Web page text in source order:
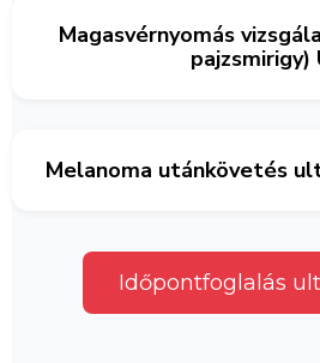
Magasvérnyomás
pajzsmirigy)
Melanoma utánkövetés
Időpontfoglalás